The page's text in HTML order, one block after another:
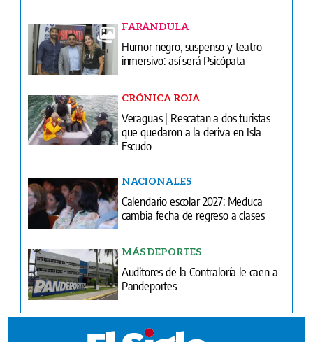
FARÁNDULA
Humor negro, suspenso y teatro
inmersivo: así será Psicópata
CRÓNICA ROJA
Veraguas | Rescatan a dos turistas
que quedaron a la deriva en Isla
Escudo
NACIONALES
Calendario escolar 2027: Meduca
cambia fecha de regreso a clases
MÁS DEPORTES
Auditores de la Contraloría le caen a
Pandeportes